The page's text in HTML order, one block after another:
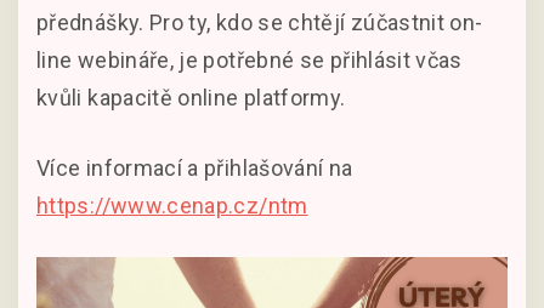
přednášky. Pro ty, kdo se chtějí zúčastnit on-
line webináře, je potřebné se přihlásit včas
kvůli kapacitě online platformy.
Více informací a přihlašování na
https://www.cenap.cz/ntm